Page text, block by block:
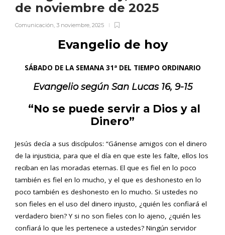
de noviembre de 2025
Comunicación, 3 noviembre, 2025
Evangelio de hoy
SÁBADO DE LA SEMANA 31ª DEL TIEMPO ORDINARIO
Evangelio según San Lucas 16, 9-15
“No se puede servir a Dios y al
Dinero”
Jesús decía a sus discípulos: “Gánense amigos con el dinero
de la injusticia, para que el día en que este les falte, ellos los
reciban en las moradas eternas. El que es fiel en lo poco
también es fiel en lo mucho, y el que es deshonesto en lo
poco también es deshonesto en lo mucho. Si ustedes no
son fieles en el uso del dinero injusto, ¿quién les confiará el
verdadero bien? Y si no son fieles con lo ajeno, ¿quién les
confiará lo que les pertenece a ustedes? Ningún servidor